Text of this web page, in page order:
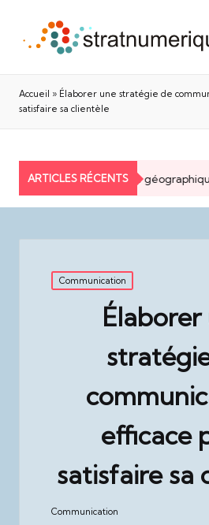
Accueil » Élaborer une stratégie de
satisfaire sa clientèle
ARTICLES RÉCENTS
Pourquoi la proximité
Posted
in
Communication
Élaborer
efficace
satisfaire sa
Posted
Communication